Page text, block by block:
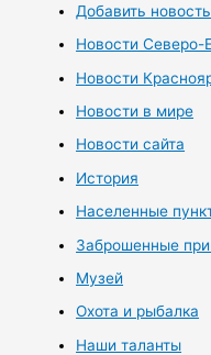
Добавить
Новости Северо-
Новости
Новости в мире
Новости сайта
История
Населенные
Заброшенные
Музей
Охота и рыбалка
Наши таланты